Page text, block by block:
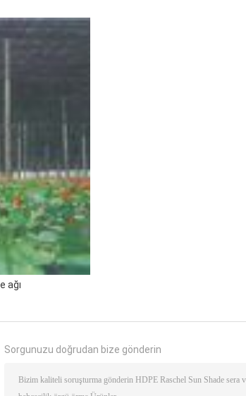
ağı
Sorgunuzu doğrudan bize gönderin